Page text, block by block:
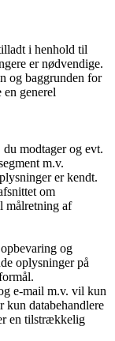
i henhold til
er nødvendige.
og baggrunden for
generel
modtager og evt.
m.v.
er kendt.
om
målretning af
og
oplysninger på
e-mail m.v. vil kun
kun databehandlere
en tilstrækkelig